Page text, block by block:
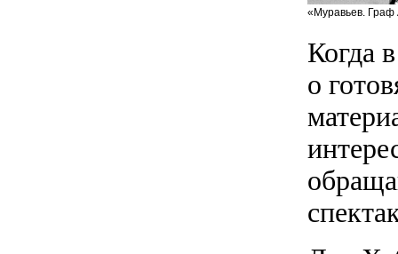
«Муравьев. Граф
Когда
о